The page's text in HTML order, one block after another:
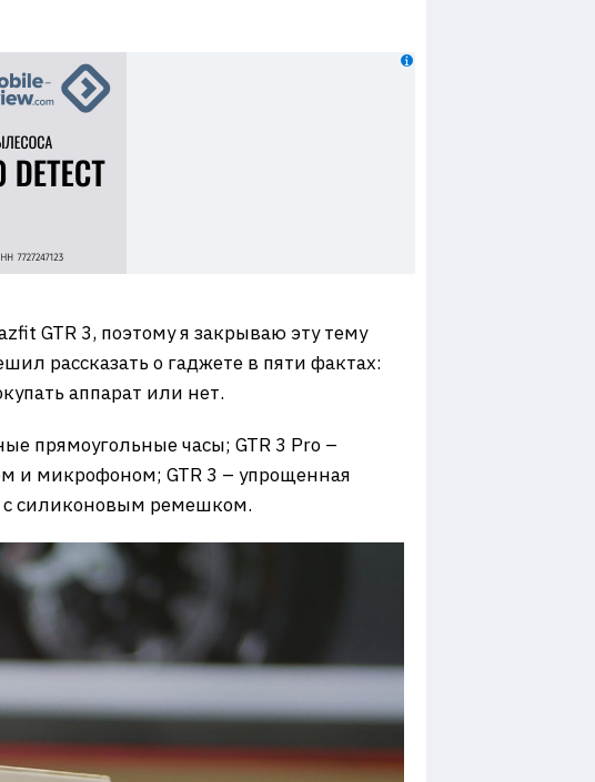
GTR 3, поэтому я закрываю эту тему
рассказать о гаджете в пяти фактах:
аппарат или нет.
прямоугольные часы; GTR 3 Pro –
и микрофоном; GTR 3 – упрощенная
с силиконовым ремешком.